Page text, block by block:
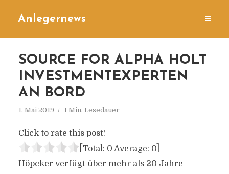
Anlegernews
SOURCE FOR ALPHA HOLT
INVESTMENTEXPERTEN
AN BORD
1. Mai 2019 1 Min. Lesedauer
Click to rate this post!
[Total: 0 Average: 0]
Höpcker verfügt über mehr als 20 Jahre